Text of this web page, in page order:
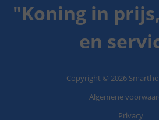
"Koning in
en
Copyright © 2026
Algemene
Privacy